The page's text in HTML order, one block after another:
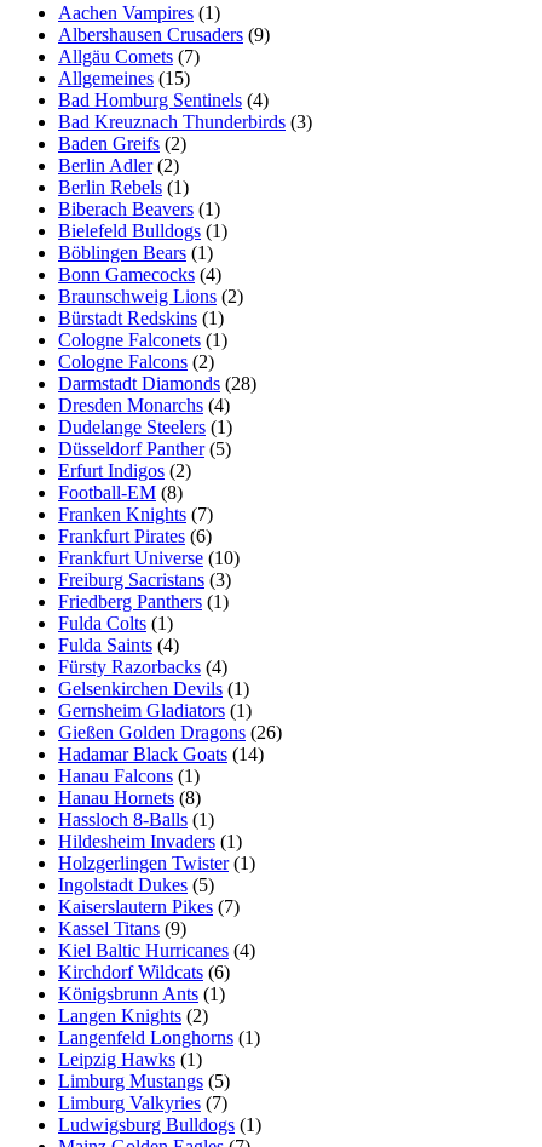
Aachen Vampires (1)
Albershausen Crusaders (9)
Allgäu Comets (7)
Allgemeines (15)
Bad Homburg Sentinels (4)
Bad Kreuznach Thunderbirds (3)
Baden Greifs (2)
Berlin Adler(2)
Berlin Rebels (1)
Biberach Beavers (1)
Bielefeld Bulldogs (1)
Böblingen Bears (1)
Bonn Gamecocks (4)
Braunschweig Lions (2)
Bürstadt Redskins (1)
Cologne Falconets (1)
Cologne Falcons (2)
Darmstadt Diamonds (28)
Dresden Monarchs (4)
Dudelange Steelers (1)
Düsseldorf Panther(5)
Erfurt Indigos (2)
Football-EM (8)
Franken Knights (7)
Frankfurt Pirates (6)
Frankfurt Universe (10)
Freiburg Sacristans (3)
Friedberg Panthers (1)
Fulda Colts (1)
Fulda Saints (4)
Fürsty Razorbacks (4)
Gelsenkirchen Devils (1)
Gernsheim Gladiators (1)
Gießen Golden Dragons (26)
Hadamar Black Goats (14)
Hanau Falcons (1)
Hanau Hornets (8)
Hassloch 8-Balls (1)
Hildesheim Invaders (1)
Holzgerlingen Twister(1)
Ingolstadt Dukes (5)
Kaiserslautern Pikes (7)
Kassel Titans (9)
Kiel Baltic Hurricanes (4)
Kirchdorf Wildcats (6)
Königsbrunn Ants (1)
Langen Knights (2)
Langenfeld Longhorns (1)
Leipzig Hawks (1)
Limburg Mustangs (5)
Limburg Valkyries (7)
Ludwigsburg Bulldogs (1)